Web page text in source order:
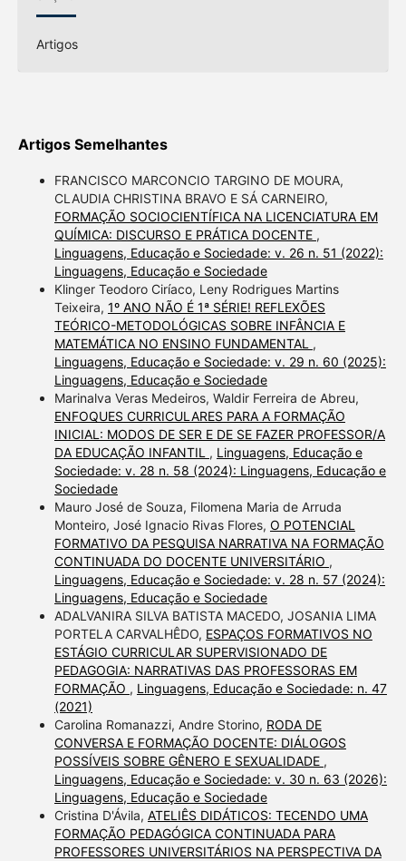
Artigos
Artigos Semelhantes
FRANCISCO MARCONCIO TARGINO DE MOURA,
CLAUDIA CHRISTINA BRAVO E SÁ CARNEIRO,
FORMAÇÃO SOCIOCIENTÍFICA NA LICENCIATURA EM
QUÍMICA: DISCURSO E PRÁTICA DOCENTE ,
Linguagens, Educação e Sociedade: v. 26 n. 51 (2022):
Linguagens, Educação e Sociedade
Klinger Teodoro Ciríaco, Leny Rodrigues Martins
Teixeira, 1º ANO NÃO É 1ª SÉRIE! REFLEXÕES
TEÓRICO-METODOLÓGICAS SOBRE INFÂNCIA E
MATEMÁTICA NO ENSINO FUNDAMENTAL ,
Linguagens, Educação e Sociedade: v. 29 n. 60 (2025):
Linguagens, Educação e Sociedade
Marinalva Veras Medeiros, Waldir Ferreira de Abreu,
ENFOQUES CURRICULARES PARA A FORMAÇÃO
INICIAL: MODOS DE SER E DE SE FAZER PROFESSOR/A
DA EDUCAÇÃO INFANTIL , Linguagens, Educação e
Sociedade: v. 28 n. 58 (2024): Linguagens, Educação e
Sociedade
Mauro José de Souza, Filomena Maria de Arruda
Monteiro, José Ignacio Rivas Flores, O POTENCIAL
FORMATIVO DA PESQUISA NARRATIVA NA FORMAÇÃO
CONTINUADA DO DOCENTE UNIVERSITÁRIO ,
Linguagens, Educação e Sociedade: v. 28 n. 57 (2024):
Linguagens, Educação e Sociedade
ADALVANIRA SILVA BATISTA MACEDO, JOSANIA LIMA
PORTELA CARVALHÊDO, ESPAÇOS FORMATIVOS NO
ESTÁGIO CURRICULAR SUPERVISIONADO DE
PEDAGOGIA: NARRATIVAS DAS PROFESSORAS EM
FORMAÇÃO , Linguagens, Educação e Sociedade: n. 47
(2021)
Carolina Romanazzi, Andre Storino, RODA DE
CONVERSA E FORMAÇÃO DOCENTE: DIÁLOGOS
POSSÍVEIS SOBRE GÊNERO E SEXUALIDADE ,
Linguagens, Educação e Sociedade: v. 30 n. 63 (2026):
Linguagens, Educação e Sociedade
Cristina D'Ávila, ATELIÊS DIDÁTICOS: TECENDO UMA
FORMAÇÃO PEDAGÓGICA CONTINUADA PARA
PROFESSORES UNIVERSITÁRIOS NA PERSPECTIVA DA